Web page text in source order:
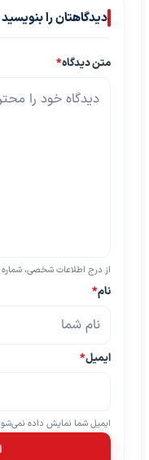
دیدگاهتان را بنویسید
متن دیدگاه*
از درج اطلاعات شخصی، شماره
نام*
ایمیل*
ایمیل شما نمایش داده